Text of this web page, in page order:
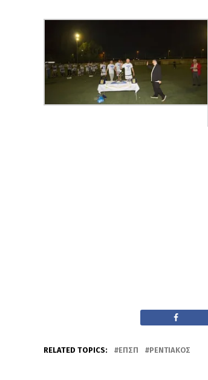
RELATED TOPICS: ΕΠΣΠ ΡΕΝΤΙΑΚΌΣ